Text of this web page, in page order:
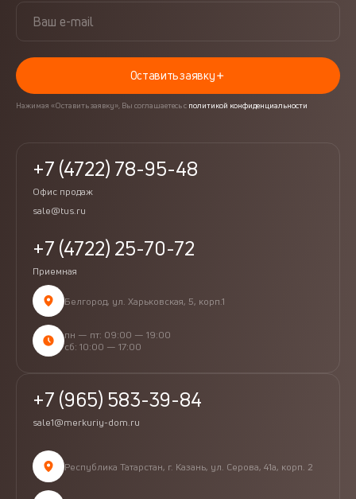
Оставить заявку
Нажимая «Оставить заявку», Вы соглашаетесь с политикой конфиденциальности
+7 (4722) 78-95-48
Офис продаж
+7 (4722) 25-70-72
Приемная
sale@tus.ru
Белгород, ул. Харьковская, 5, корп.1
пн — пт: 09:00 — 19:00
сб: 10:00 — 17:00
+7 (965) 583-39-84
sale1@merkuriy-dom.ru
Республика Татарстан, г. Казань, ул. Серова, 41а, корп. 2